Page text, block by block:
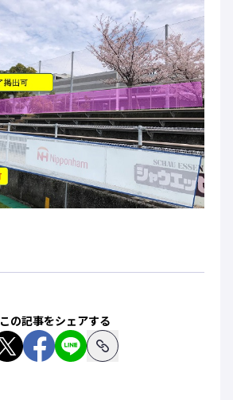
この記事をシェアする